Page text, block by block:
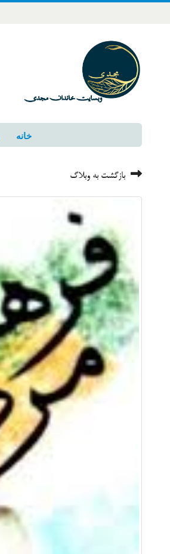
خانه
بازگشت به وبلاگ